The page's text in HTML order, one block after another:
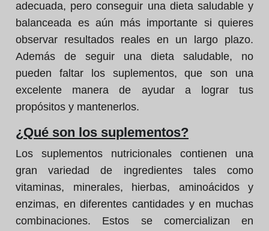
adecuada, pero conseguir una dieta saludable y
balanceada es aún más importante si quieres
observar resultados reales en un largo plazo.
Además de seguir una dieta saludable, no
pueden faltar los suplementos, que son una
excelente manera de ayudar a lograr tus
propósitos y mantenerlos.
¿Qué son los suplementos?
Los suplementos nutricionales contienen una
gran variedad de ingredientes tales como
vitaminas, minerales, hierbas, aminoácidos y
enzimas, en diferentes cantidades y en muchas
combinaciones. Estos se comercializan en